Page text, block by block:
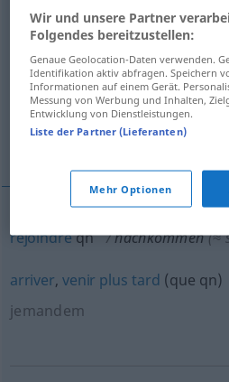
remplir
faire honneur à, faire face
manquer à
rejoindreqn nachkommen(≈
arriver,venir plus tard (que qn)
jemandem
Wir und unsere Partner
Folgendes bereitzustellen:
Genaue Geolocation-Daten verwenden.
Identifikation aktiv abfragen. Speichern
Informationen auf einem Gerät.
Messung von Werbung und Inhalten,
Entwicklung von Dienstleistungen.
Liste der Partner (Lieferanten)
Mehr Optionen